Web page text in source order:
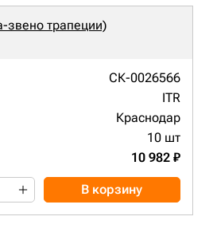
трапеции)
СК-0026566
ITR
Краснодар
10 шт
10 982 ₽
В корзину